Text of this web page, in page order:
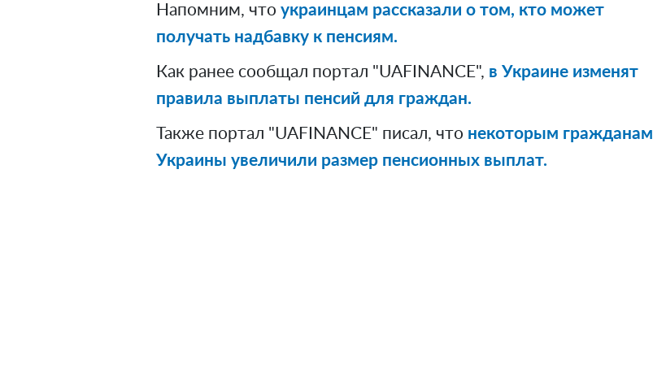
Напомним, что украинцам рассказали о том, кто может
получать надбавку к пенсиям.
Как ранее сообщал портал "UAFINANCE", в Украине изменят
правила выплаты пенсий для граждан.
Также портал "UAFINANCE" писал, что некоторым гражданам
Украины увеличили размер пенсионных выплат.